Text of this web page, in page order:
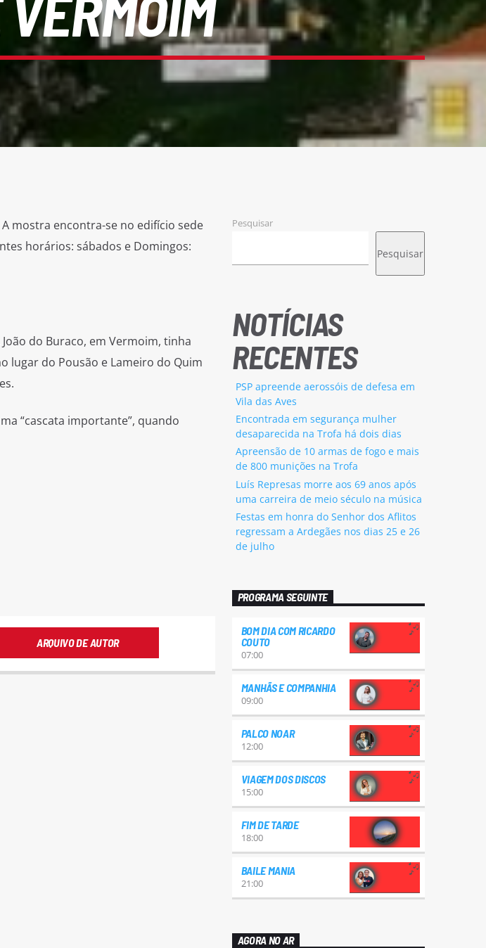
mostra encontra-se no edifício sede
horários: sábados e Domingos:
do Buraco, em Vermoim, tinha
lugar do Pousão e Lameiro do Quim
“cascata importante”, quando
ARQUIVO DE AUTOR
Pesquisar
Pesquisar
NOTÍCIAS
RECENTES
PSP apreende aerossóis de defesa em
Vila das Aves
Encontrada em segurança mulher
desaparecida na Trofa há dois dias
Apreensão de 10 armas de fogo e mais
de 800 munições na Trofa
Luís Represas morre aos 69 anos após
uma carreira de meio século na música
Festas em honra do Senhor dos Aflitos
regressam a Ardegães nos dias 25 e 26
de julho
PROGRAMA SEGUINTE
BOM DIA COM RICARDO
COUTO
07:00
MANHÃS E COMPANHIA
09:00
PALCO NOAR
12:00
VIAGEM DOS DISCOS
15:00
FIM DE TARDE
18:00
BAILE MANIA
21:00
AGORA NO AR